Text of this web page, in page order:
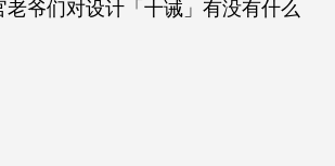
老爷们对设计「十诫」有没有什么